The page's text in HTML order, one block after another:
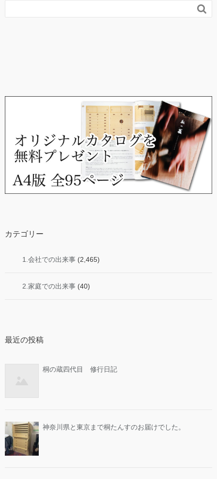

カテゴリー
1.会社での出来事 (2,465)
2.家庭での出来事 (40)
最近の投稿
桐の蔵四代目 修行日記
神奈川県と東京まで桐たんすのお届けでした。